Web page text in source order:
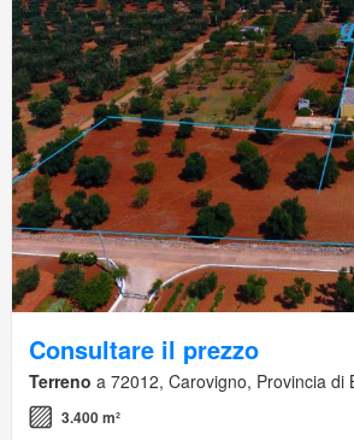
Consultare il prezzo
Terreno a 72012, Carovigno, Provincia di
3.400 m²